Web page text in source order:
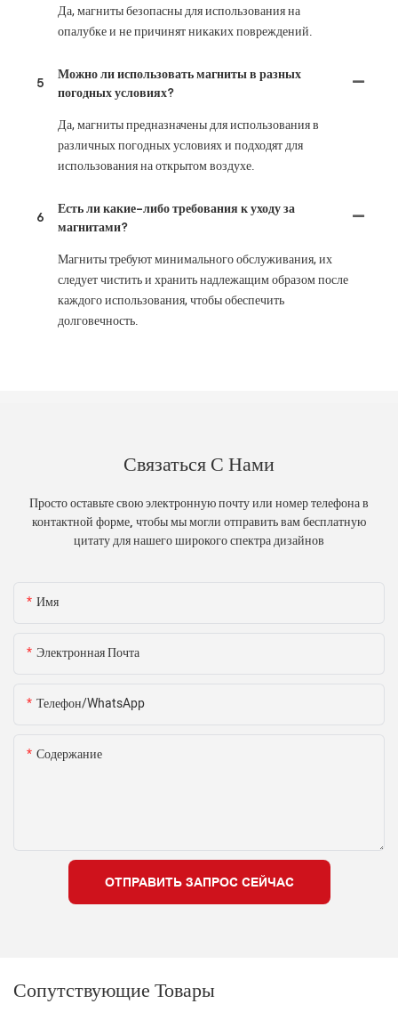
Да, магниты безопасны для использования на
опалубке и не причинят никаких повреждений.
5
Можно ли использовать магниты в разных
погодных условиях?
Да, магниты предназначены для использования в
различных погодных условиях и подходят для
использования на открытом воздухе.
6
Есть ли какие-либо требования к уходу за
магнитами?
Магниты требуют минимального обслуживания, их
следует чистить и хранить надлежащим образом после
каждого использования, чтобы обеспечить
долговечность.
Связаться С Нами
Просто оставьте свою электронную почту или номер телефона в
контактной форме, чтобы мы могли отправить вам бесплатную
цитату для нашего широкого спектра дизайнов
Имя
Электронная Почта
Телефон/WhatsApp
Содержание
ОТПРАВИТЬ ЗАПРОС СЕЙЧАС
Сопутствующие Товары